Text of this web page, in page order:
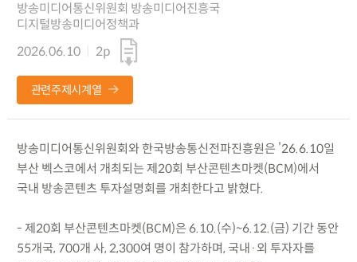
방송미디어통신위원회 방송미디어진흥국
디지털방송미디어정책과
2026.06.10
2p
관련주제시계열
방송미디어통신위원회와 한국방송통신전파진흥원은 ’26.6.10일
부산 벡스코에서 개최되는 제20회 부산콘텐츠마켓(BCM)에서
국내 방송콘텐츠 투자설명회를 개최한다고 밝혔다.
- 제20회 부산콘텐츠마켓(BCM)은 6.10.(수)~6.12.(금) 기간 동안
55개국, 700개 사, 2,300여 명이 참가하며, 국내·외 투자자를